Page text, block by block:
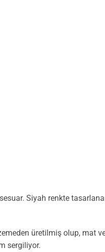
Siyah renkte
üretilmiş olup, mat
sergiliyor.